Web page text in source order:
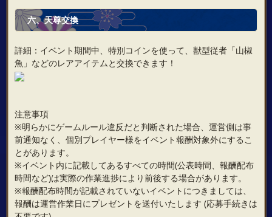
六、天尊交換
詳細：イベント期間中、特別コインを使って、獣型従者「山椒
魚」などのレアアイテムと交換できます！
注意事項
※明らかにゲームルール違反だと判断された場合、運営側は事
前通知なく、個別プレイヤー様をイベント報酬対象外にするこ
とがあります。
※イベント内に記載してあるすべての時間(公表時間、報酬配布
時間など)は実際の作業進捗により前後する場合があります。
※報酬配布時間が記載されていないイベントにつきましては、
報酬は運営作業日にプレゼントを送付いたします (応募手続きは